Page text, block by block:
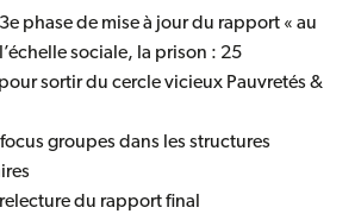
phase de mise à jour du rapport « au
sociale, la prison : 25
sortir du cercle vicieux Pauvretés &
groupes dans les structures
du rapport final